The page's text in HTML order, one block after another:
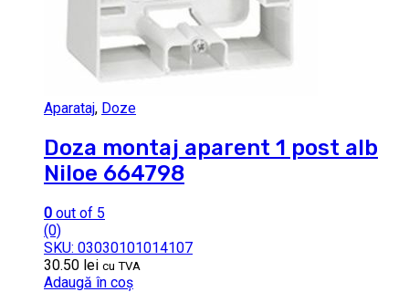
Aparataj, Doze
Doza montaj aparent 1 post alb
Niloe 664798
0 out of 5
(0)
SKU: 03030101014107
30.50 lei cu TVA
Adaugă în coș